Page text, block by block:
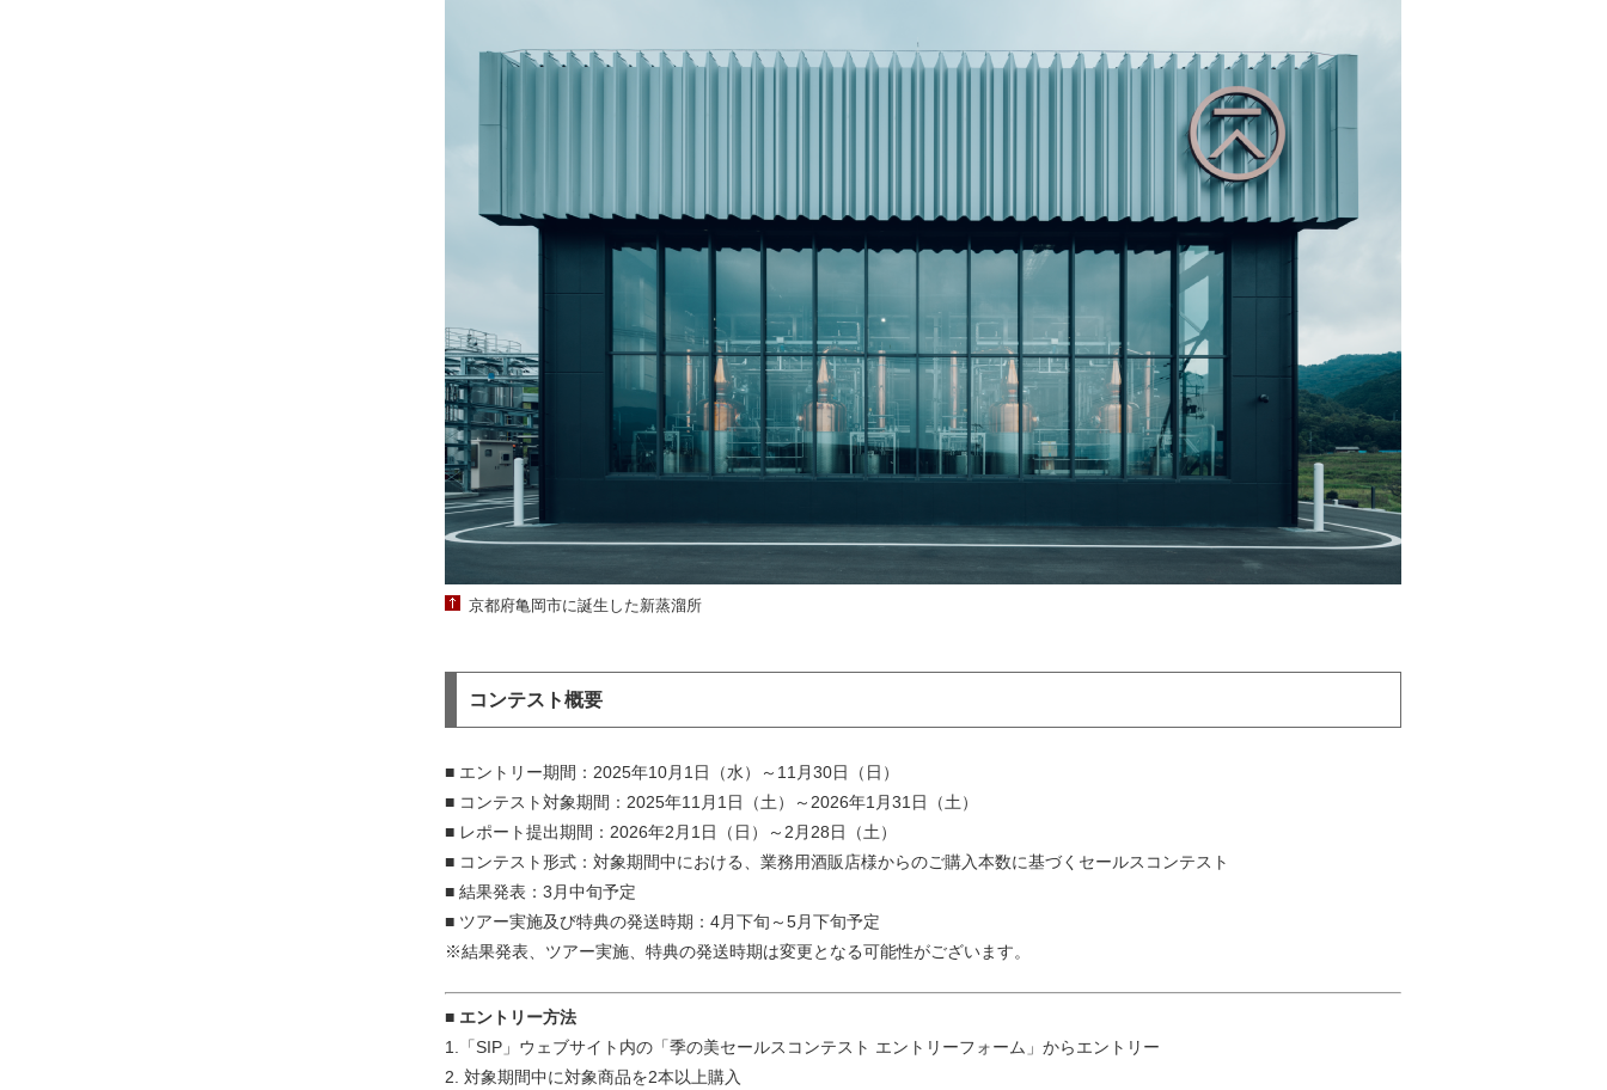
京都府亀岡市に誕生した新蒸溜所
コンテスト概要
■ エントリー期間：2025年10月1日（水）～11月30日（日）
■ コンテスト対象期間：2025年11月1日（土）～2026年1月31日（土）
■ レポート提出期間：2026年2月1日（日）～2月28日（土）
■ コンテスト形式：対象期間中における、業務用酒販店様からのご購入本数に基づくセールスコンテスト
■ 結果発表：3月中旬予定
■ ツアー実施及び特典の発送時期：4月下旬～5月下旬予定
※結果発表、ツアー実施、特典の発送時期は変更となる可能性がございます。
■ エントリー方法
1.「SIP」ウェブサイト内の「季の美セールスコンテスト エントリーフォーム」からエントリー
2. 対象期間中に対象商品を2本以上購入